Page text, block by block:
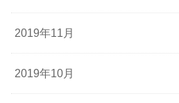
2019年11月
2019年10月